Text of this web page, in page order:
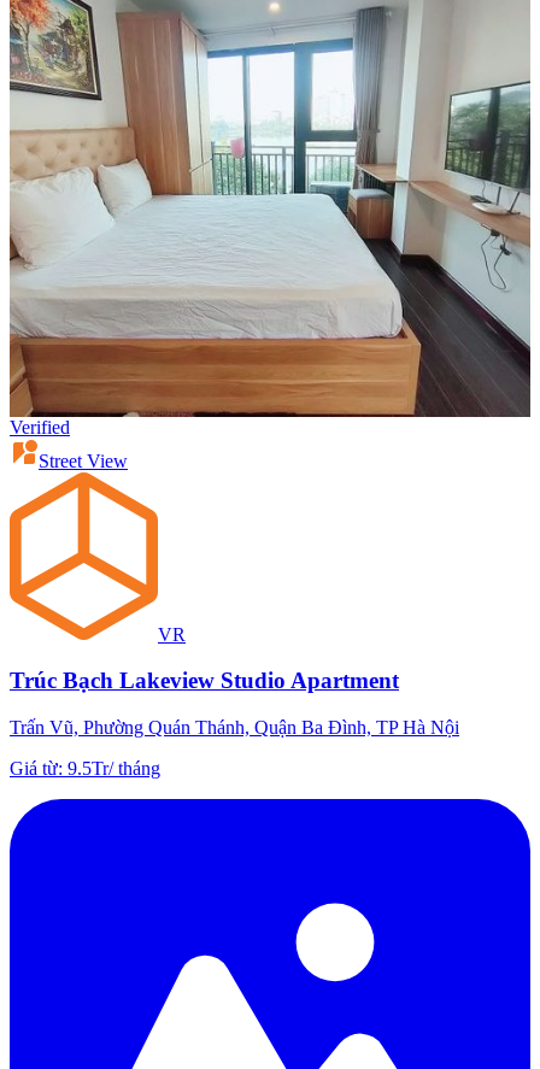
Verified
Street View
VR
Trúc Bạch Lakeview Studio Apartment
Trấn Vũ, Phường Quán Thánh, Quận Ba Đình, TP Hà Nội
Giá từ: 9.5Tr/tháng